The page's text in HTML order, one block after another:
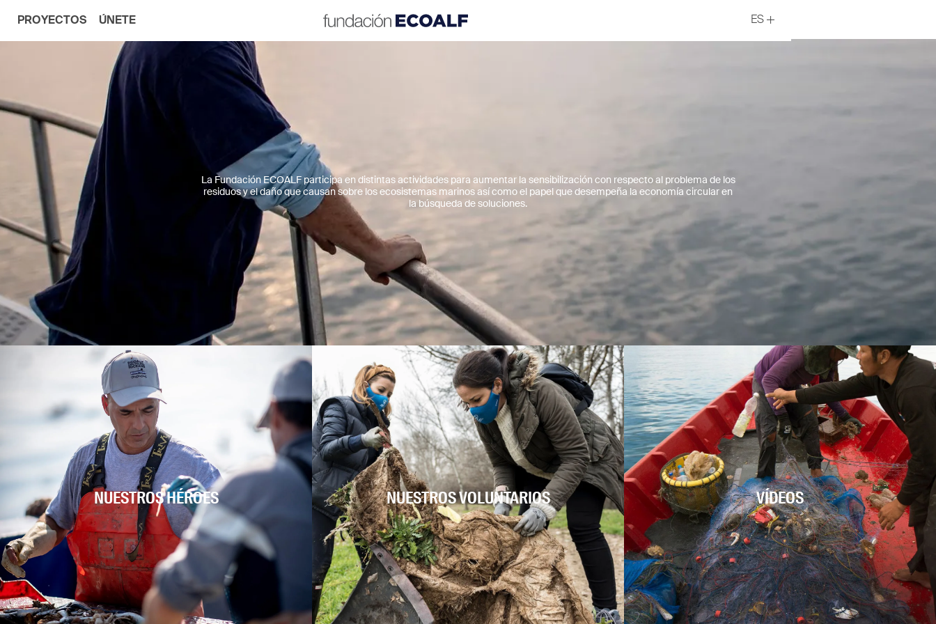
PROYECTOS ÚNETE ES
La Fundación ECOALF participa en distintas actividades para aumentar la sensibilización con respecto al problema de los
residuos y el daño que causan sobre los ecosistemas marinos así como el papel que desempeña la economía circular en
la búsqueda de soluciones.
NUESTROS HÉROES NUESTROS VOLUNTARIOS VÍDEOS